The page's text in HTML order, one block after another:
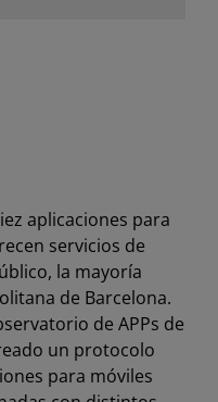
aplicaciones para
servicios de
la mayoría
de Barcelona.
de APPs de
un protocolo
para móviles